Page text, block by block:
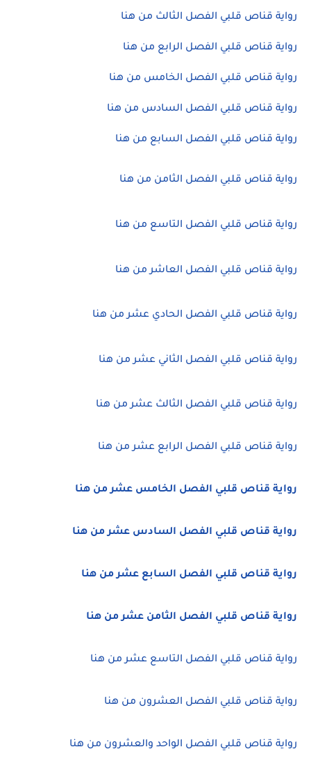
رواية قناص قلبي الفصل الثالث من هنا
رواية قناص قلبي الفصل الرابع من هنا
رواية قناص قلبي الفصل الخامس من هنا
رواية قناص قلبي الفصل السادس من هنا
رواية قناص قلبي الفصل السابع من هنا
رواية قناص قلبي الفصل الثامن من هنا
رواية قناص قلبي الفصل التاسع من هنا
رواية قناص قلبي الفصل العاشر من هنا
رواية قناص قلبي الفصل الحادي عشر من هنا
رواية قناص قلبي الفصل الثاني عشر من هنا
رواية قناص قلبي الفصل الثالث عشر من هنا
رواية قناص قلبي الفصل الرابع عشر من هنا
رواية قناص قلبي الفصل الخامس عشر من هنا
رواية قناص قلبي الفصل السادس عشر من هنا
رواية قناص قلبي الفصل السابع عشر من هنا
رواية قناص قلبي الفصل الثامن عشر من هنا
رواية قناص قلبي الفصل التاسع عشر من هنا
رواية قناص قلبي الفصل العشرون من هنا
رواية قناص قلبي الفصل الواحد والعشرون من هنا